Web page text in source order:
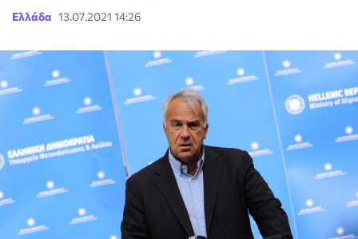
Ελλάδα 13.07.2021 14:26